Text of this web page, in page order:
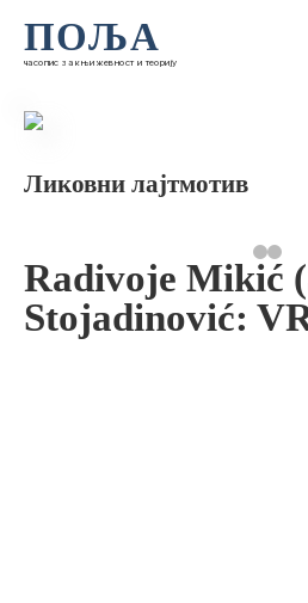
ПОЉА
часопис за књижевност и теорију
Ликовни лајтмотив
Radivoje Mikić
Stojadinović: